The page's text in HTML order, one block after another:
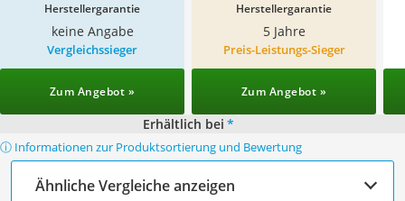
Herstellergarantie
keine Angabe
Herstellergarantie
5 Jahre
Vergleichssieger
Zum Angebot »
Preis-Leistungs-Sieger
Zum Angebot »
Erhältlich bei *
ⓘ Informationen zur Produktsortierung und Bewertung
Ähnliche Vergleiche anzeigen